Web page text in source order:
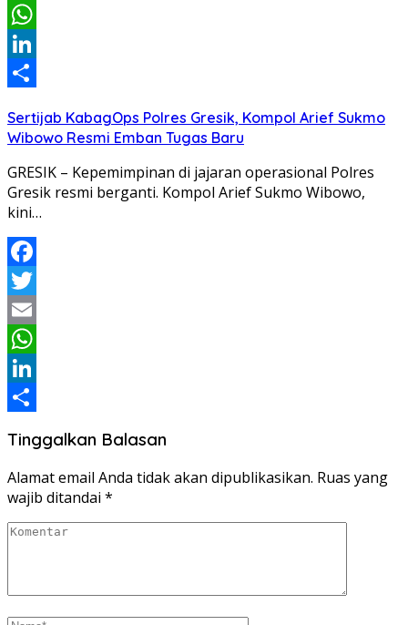
Email
WhatsApp
LinkedIn
Sertijab KabagOps Polres Gresik, Kompol Arief Sukmo
Wibowo Resmi Emban Tugas Baru
GRESIK – Kepemimpinan di jajaran operasional Polres
Gresik resmi berganti. Kompol Arief Sukmo Wibowo,
kini…
Facebook
Twitter
Email
WhatsApp
LinkedIn
Tinggalkan Balasan
Alamat email Anda tidak akan dipublikasikan. Ruas yang
wajib ditandai *